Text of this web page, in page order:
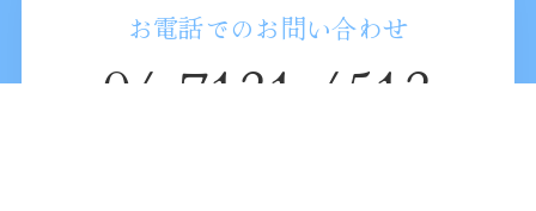
お電話でのお問い合わせ
04-7131-4513